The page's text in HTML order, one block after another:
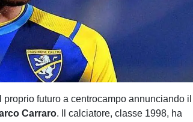
proprio futuro a centrocampo annunciando il
Carraro. Il calciatore, classe 1998, ha